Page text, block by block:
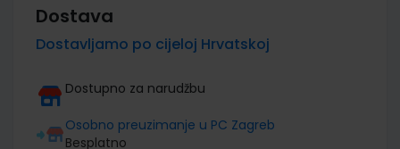
Dostava
Dostavljamo po cijeloj Hrvatskoj
Dostupno za narudžbu
Osobno preuzimanje u PC Zagreb
Besplatno